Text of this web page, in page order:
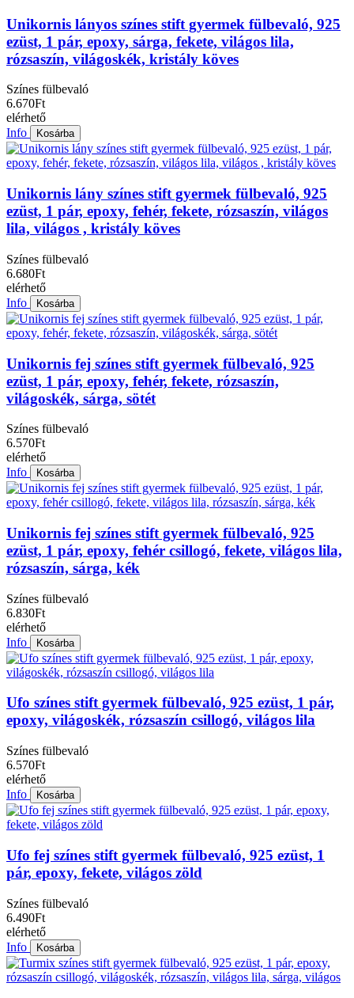
Unikornis lányos színes stift gyermek fülbevaló, 925
ezüst, 1 pár, epoxy, sárga, fekete, világos lila,
rózsaszín, világoskék, kristály köves
Színes fülbevaló
6.670Ft
elérhető
Info
Kosárba
Unikornis lány színes stift gyermek fülbevaló, 925
ezüst, 1 pár, epoxy, fehér, fekete, rózsaszín, világos
lila, világos , kristály köves
Színes fülbevaló
6.680Ft
elérhető
Info
Kosárba
Unikornis fej színes stift gyermek fülbevaló, 925
ezüst, 1 pár, epoxy, fehér, fekete, rózsaszín,
világoskék, sárga, sötét
Színes fülbevaló
6.570Ft
elérhető
Info
Kosárba
Unikornis fej színes stift gyermek fülbevaló, 925
ezüst, 1 pár, epoxy, fehér csillogó, fekete, világos lila,
rózsaszín, sárga, kék
Színes fülbevaló
6.830Ft
elérhető
Info
Kosárba
Ufo színes stift gyermek fülbevaló, 925 ezüst, 1 pár,
epoxy, világoskék, rózsaszín csillogó, világos lila
Színes fülbevaló
6.570Ft
elérhető
Info
Kosárba
Ufo fej színes stift gyermek fülbevaló, 925 ezüst, 1
pár, epoxy, fekete, világos zöld
Színes fülbevaló
6.490Ft
elérhető
Info
Kosárba